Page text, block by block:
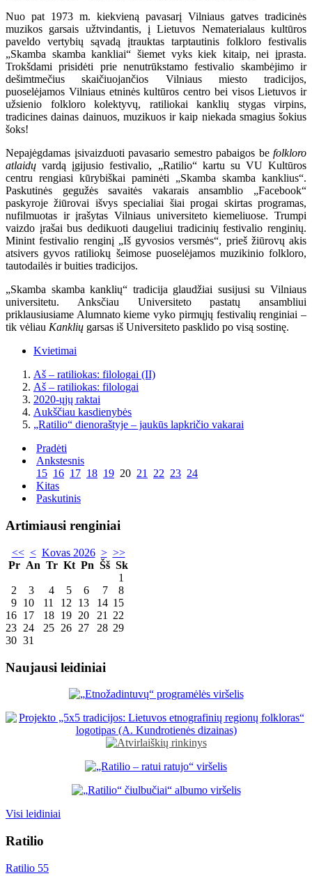
Nuo pat 1973 m. kiekvieną pavasarį Vilniaus gatves tradicinės
muzikos garsais užtvindantis, į Lietuvos Nematerialaus kultūros
paveldo vertybių sąvadą įtrauktas tarptautinis folkloro festivalis
„Skamba skamba kankliai“ šiemet vyks kiek kitaip, nei įprasta.
Trokšdami prisidėti prie nenutrūkstamo festivalio skambėjimo ir
dešimtmečius skaičiuojančios Vilniaus miesto tradicijos,
puoselėjamos Vilniaus etninės kultūros centro bei visos Lietuvos ir
užsienio folkloro kolektyvų, ratiliokai kanklių stygas virpins,
tradicines dainas dainuos, muzikuos ir kaip niekada smagius šokius
šoks!
Nepajėgdamas įsivaizduoti pavasario semestro pabaigos be folkloro
atlaidų vardą įgijusio festivalio, „Ratilio“ kartu su VU Kultūros
centru rengiasi kūrybiškai paminėti „Skamba skamba kanklius“.
Paskutinės gegužės savaitės vakarais ansamblio „Facebook“
paskyroje žiūrovai išvys specialiai šiai progai skirtas programas,
nufilmuotas ir įrašytas Vilniaus universiteto kiemeliuose. Trumpi
vaizdo įrašai bus dedikuoti daugeliui tradicinių festivalio renginių.
Minint festivalio renginį „Iš gyvosios versmės“, prieš žiūrovų akis
atsivers gyvos ratiliokų šeimose puoselėjamos muzikinio folkloro,
tautodailės ir buities tradicijos.
„Skamba skamba kanklių“ tradicija glaudžiai susijusi su Vilniaus
universitetu. Anksčiau Universiteto pastatų ansambliui
priklausiusiame Alumnato kieme vyko pirmųjų festivalių renginiai –
tik vėliau Kanklių garsas iš Universiteto pasklido po visą sostinę.
Kvietimai
Aš – ratiliokas: filologai (II)
Aš – ratiliokas: filologai
2020-ųjų raktai
Aukščiau kasdienybės
„Ratilio“ dienoraštyje – jaukūs lapkričio vakarai
Pradėti
Ankstesnis
15 16 17 18 19 20 21 22 23 24
Kitas
Paskutinis
Artimiausi renginiai
<< < Kovas 2026 > >>
Pr An Tr Kt Pn Šš Sk
1
2
3 4 5 6 7
8
9 10 11 12 13 14 15
16 17 18 19 20 21
22
23 24 25 26 27 28 29
30 31
Naujausi leidiniai
Visi leidiniai
Ratilio
Ratilio 55